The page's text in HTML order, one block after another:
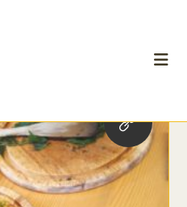
April 2022